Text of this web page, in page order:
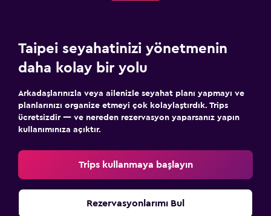
Taipei seyahatinizi yönetmenin
daha kolay bir yolu
Arkadaşlarınızla veya ailenizle seyahat planı yapmayı ve
planlarınızı organize etmeyi çok kolaylaştırdık. Trips
ücretsizdir — ve nereden rezervasyon yaparsanız yapın
kullanımınıza açıktır.
Trips kullanmaya başlayın
Rezervasyonlarımı Bul